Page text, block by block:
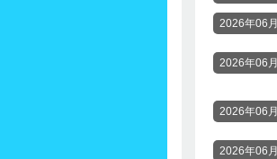
2026年06
2026年06
2026年06
2026年06